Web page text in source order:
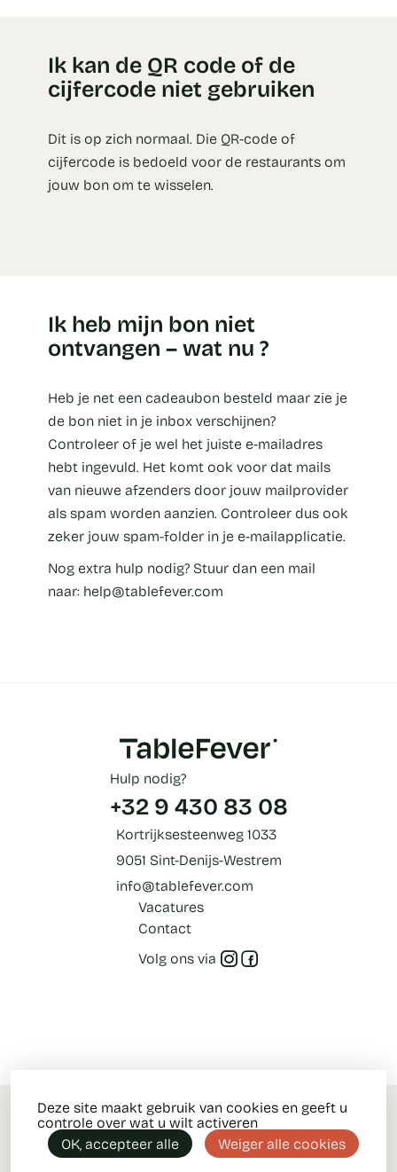
Ik kan de QR code of de
cijfercode niet gebruiken
Dit is op zich normaal. Die QR-code of
cijfercode is bedoeld voor de restaurants om
jouw bon om te wisselen.
Ik heb mijn bon niet
ontvangen – wat nu ?
Heb je net een cadeaubon besteld maar zie je
de bon niet in je inbox verschijnen?
Controleer of je wel het juiste e-mailadres
hebt ingevuld. Het komt ook voor dat mails
van nieuwe afzenders door jouw mailprovider
als spam worden aanzien. Controleer dus ook
zeker jouw spam-folder in je e-mailapplicatie.
Nog extra hulp nodig? Stuur dan een mail
naar: help@tablefever.com
Hulp nodig?
+32 9 430 83 08
Kortrijksesteenweg 1033
9051 Sint-Denijs-Westrem
info@tablefever.com
Vacatures
Contact
Volg ons via
Algemene voorwaarden
Privacy policy
Cookies
Deze site maakt gebruik van cookies en geeft u
controle over wat u wilt activeren
OK, accepteer alle
Weiger alle cookies